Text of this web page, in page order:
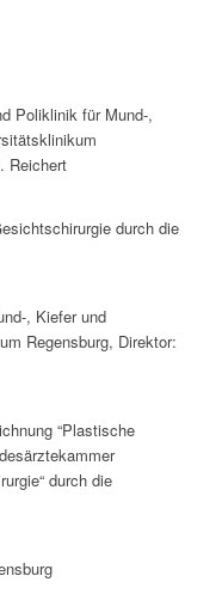
Poliklinik für Mund-,
Reichert
durch die
, Kiefer und
Regensburg, Direktor:
“Plastische
durch die